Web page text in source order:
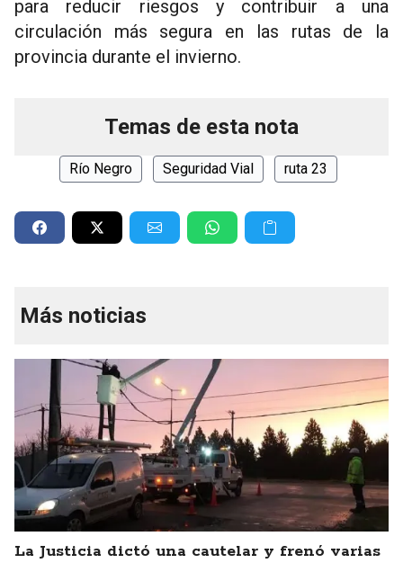
para reducir riesgos y contribuir a una
circulación más segura en las rutas de la
provincia durante el invierno.
Temas de esta nota
Río Negro Seguridad Vial ruta 23
Más noticias
La Justicia dictó una cautelar y frenó varias